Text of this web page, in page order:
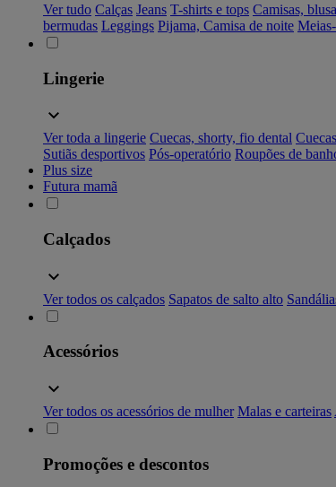
Ver tudo Calças Jeans T-shirts e tops Camisas,
bermudas Leggings Pijama, Camisa de noite
Lingerie
Ver toda a lingerie Cuecas, shorty, fio dental
Sutiãs desportivos Pós-operatório Roupões de
Plus size
Futura mamã
Calçados
Ver todos os calçados Sapatos de salto alto
Acessórios
Ver todos os acessórios de mulher Malas e carteiras
Promoções e descontos